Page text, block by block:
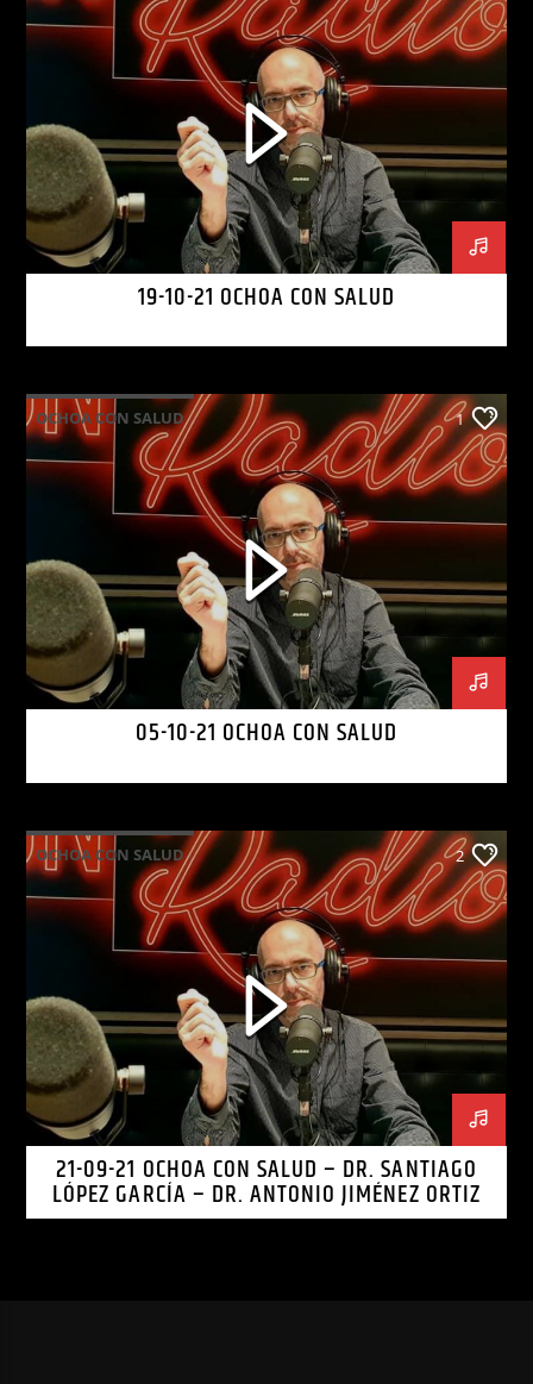
19-10-21 OCHOA CON SALUD
OCHOA CON SALUD 1
05-10-21 OCHOA CON SALUD
OCHOA CON SALUD 2
21-09-21 OCHOA CON SALUD – DR. SANTIAGO
LÓPEZ GARCÍA – DR. ANTONIO JIMÉNEZ ORTIZ